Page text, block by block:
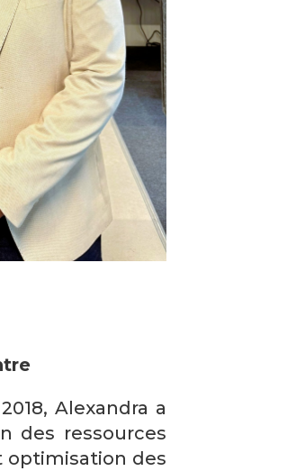
Alexandra a
des ressources
optimisation des